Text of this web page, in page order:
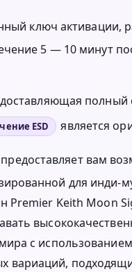
ключ активации,
5 — 10 минут
полный
ESD является
вам
для инди-
Keith Moon
с
вариаций,